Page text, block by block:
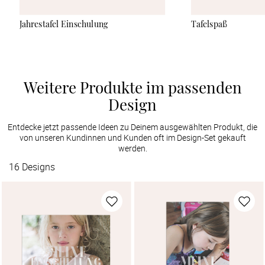
Jahrestafel Einschulung Tafelspaß
Weitere Produkte im passenden
Design
Entdecke jetzt passende Ideen zu Deinem ausgewählten Produkt, die
von unseren Kundinnen und Kunden oft im Design-Set gekauft
werden.
16 Designs